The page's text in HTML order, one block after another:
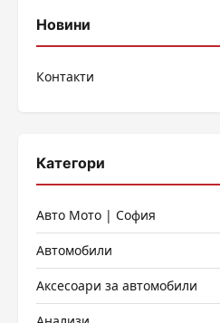
публикациите
Новини
Контакти
Категори
Авто Мото | София
Автомобили
Аксесоари за автомобили